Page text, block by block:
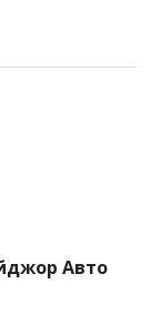
Авто